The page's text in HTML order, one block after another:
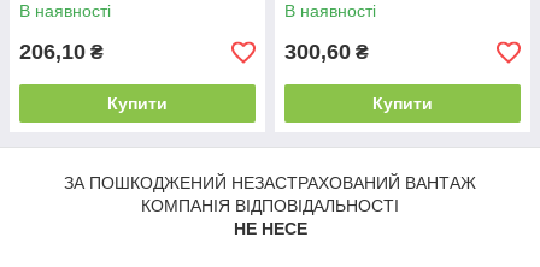
В наявності
206,10 ₴
Купити
В наявності
300,60 ₴
Купити
ЗА ПОШКОДЖЕНИЙ НЕЗАСТРАХОВАНИЙ ВАНТАЖ
КОМПАНІЯ ВІДПОВІДАЛЬНОСТІ
НЕ НЕСЕ